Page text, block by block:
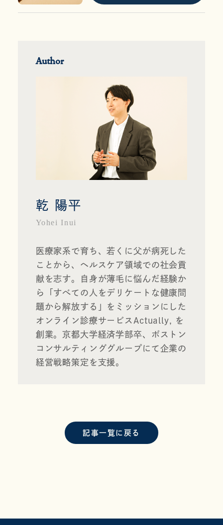
Author
乾 陽平
Yohei Inui
医療家系で育ち、若くに父が病死した
ことから、ヘルスケア領域での社会貢
献を志す。自身が薄毛に悩んだ経験か
ら「すべての人をデリケートな健康問
題から解放する」をミッションにした
オンライン診療サービス Actually,
を
創業。京都大学経済学部卒、ボストン
コンサルティンググループにて企業の
経営戦略策定を支援。
記事一覧に戻る